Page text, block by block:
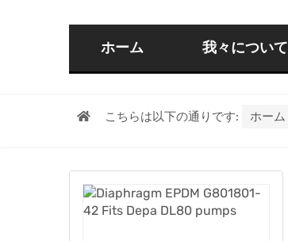
ホーム 我々について
こちらは以下の通りです: ホーム